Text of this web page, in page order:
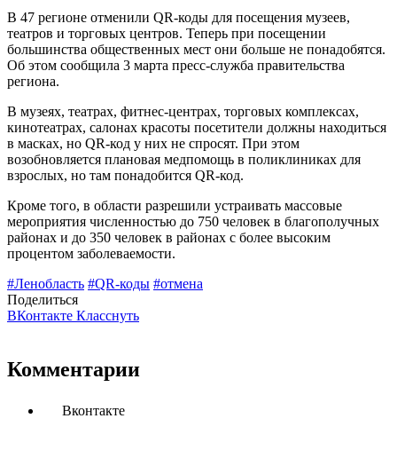
В 47 регионе отменили QR-коды для посещения музеев,
театров и торговых центров. Теперь при посещении
большинства общественных мест они больше не понадобятся.
Об этом сообщила 3 марта пресс-служба правительства
региона.
В музеях, театрах, фитнес-центрах, торговых комплексах,
кинотеатрах, салонах красоты посетители должны находиться
в масках, но QR-код у них не спросят. При этом
возобновляется плановая медпомощь в поликлиниках для
взрослых, но там понадобится QR-код.
Кроме того, в области разрешили устраивать массовые
мероприятия численностью до 750 человек в благополучных
районах и до 350 человек в районах с более высоким
процентом заболеваемости.
#Ленобласть #QR-коды #отмена
Поделиться
ВКонтакте Класснуть
Комментарии
Вконтакте